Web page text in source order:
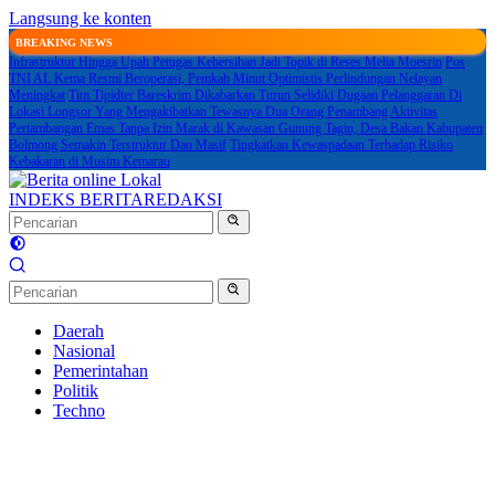
Langsung ke konten
BREAKING NEWS
Infrastruktur Hingga Upah Petugas Kebersihan Jadi Topik di Reses Melia Moesrin Pos
TNI AL Kema Resmi Beroperasi, Pemkab Minut Optimistis Perlindungan Nelayan
Meningkat Tim Tipidter Bareskrim Dikabarkan Turun Selidiki Dugaan Pelanggaran Di
Lokasi Longsor Yang Mengakibatkan Tewasnya Dua Orang PenambangAktivitas
Pertambangan Emas Tanpa Izin Marak di Kawasan Gunung Tagin, Desa Bakan Kabupaten
Bolmong Semakin Terstruktur Dan Masif Tingkatkan Kewaspadaan Terhadap Risiko
Kebakaran di Musim Kemarau
INDEKS BERITAREDAKSI
Daerah
Nasional
Pemerintahan
Politik
Techno